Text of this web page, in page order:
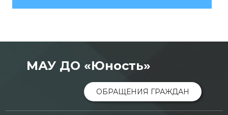
МАУ ДО «Юность»
ОБРАЩЕНИЯ ГРАЖДАН